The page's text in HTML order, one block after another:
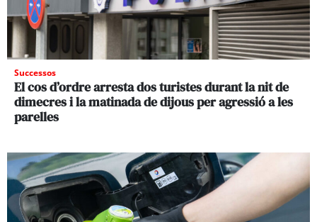
Successos
El cos d’ordre arresta dos turistes durant la nit de
dimecres i la matinada de dijous per agressió a les
parelles